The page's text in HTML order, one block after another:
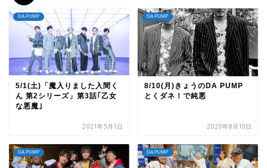
DA PUMP
5/1(土)「魔入りました入間く
ん 第2シリーズ」第3話｢乙女
な悪魔｣
2021年5月1日
DA PUMP
8/10(月)きょうのDA PUMP
とくダネ！で純悪
2020年8月10日
DA PUMP DA PUMP